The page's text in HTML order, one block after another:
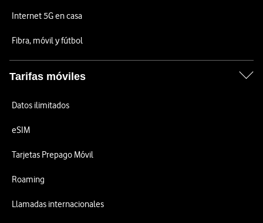
Internet 5G en casa
Fibra, móvil y fútbol
Tarifas móviles
Datos ilimitados
eSIM
Tarjetas Prepago Móvil
Roaming
Llamadas internacionales